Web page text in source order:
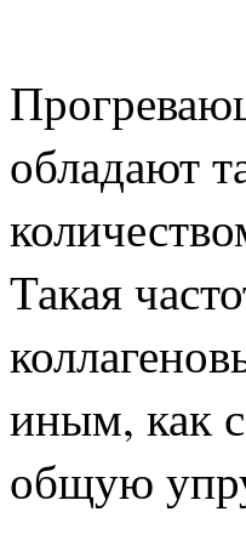
П
обладают
Такая
иным, как
общую